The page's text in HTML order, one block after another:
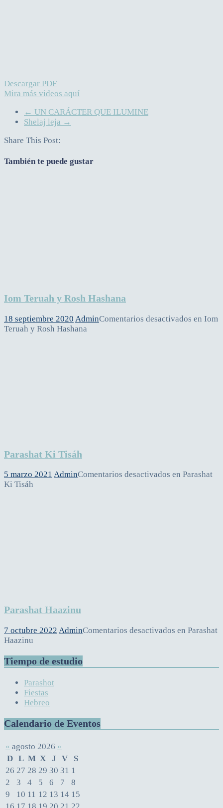
Descargar PDF
Mira más videos aquí
← UN CARÁCTER QUE ILUMINE
Shelaj leja →
Share This Post:
También te puede gustar
Iom Teruah y Rosh Hashana
18 septiembre 2020 AdminComentarios desactivados en Iom
Teruah y Rosh Hashana
Parashat Ki Tisáh
5 marzo 2021 AdminComentarios desactivados en Parashat
Ki Tisáh
Parashat Haazinu
7 octubre 2022 AdminComentarios desactivados en Parashat
Haazinu
Tiempo de estudio
Parashot
Fiestas
Hebreo
Calendario de Eventos
« agosto 2026 »
D L M X J V
S
26 27 28 29 30 31 1
2
3 4 5 6 7
8
9
10 11 12 13 14 15
16 17 18 19 20 21 22